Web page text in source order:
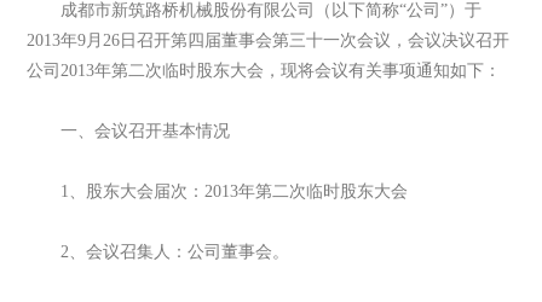
成都市新筑路桥机械股份有限公司（以下简称“公司”）于
2013年9月26日召开第四届董事会第三十一次会议，会议决议召开
公司2013年第二次临时股东大会，现将会议有关事项通知如下：
一、会议召开基本情况
1、股东大会届次：2013年第二次临时股东大会
2、会议召集人：公司董事会。